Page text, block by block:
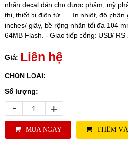
nhãn decal dán cho dược phẩm, mỹ
thị, thiết bị điện tử… - In nhiệt, độ phân
inches/ giây, bề rộng nhãn tối đa 104
64MB Flash. - Giao tiếp cổng: USB/ RS
Giá: Liên hệ
CHỌN LOẠI:
Số lượng:
- +
MUA NGAY THÊM